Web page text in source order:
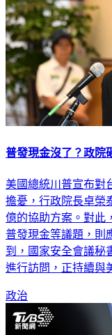
擔憂，行政院長卓榮
億的協助方案。對此
普發現金等議題，則
到，國家安全會議秘
進行訪問，正持續與